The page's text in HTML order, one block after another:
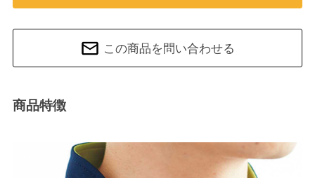
この商品を問い合わせる
商品特徴